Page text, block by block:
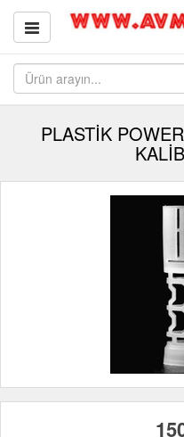
PLASTİK